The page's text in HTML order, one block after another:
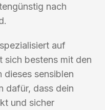
nach
auf
sich bestens mit den
dieses sensiblen
dafür, dass dein
und sicher